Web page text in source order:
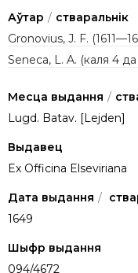
Аўтар / стваральнік
Gronovius, J. F.
Seneca, L. A. (каля 4
Месца выдання /
Lugd. Batav. [Lejden]
Выдавец
Ex Officina Elseviriana
Дата выдання /
1649
Шыфр выдання
094/4672